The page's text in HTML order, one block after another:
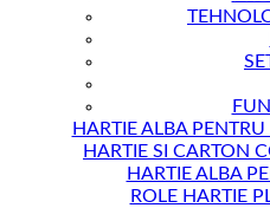
HARTIE ALBA
HARTIE SI CARTON
HARTIE ALBA
ROLE HARTIE